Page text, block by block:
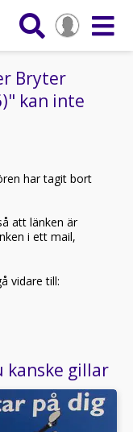
Bryter
kan inte
har tagit bort
att länken är
i ett mail,
vidare till:
kanske gillar